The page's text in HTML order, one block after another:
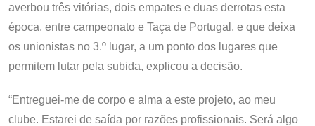
averbou três vitórias, dois empates e duas derrotas esta
época, entre campeonato e Taça de Portugal, e que deixa
os unionistas no 3.º lugar, a um ponto dos lugares que
permitem lutar pela subida, explicou a decisão.
“Entreguei-me de corpo e alma a este projeto, ao meu
clube. Estarei de saída por razões profissionais. Será algo